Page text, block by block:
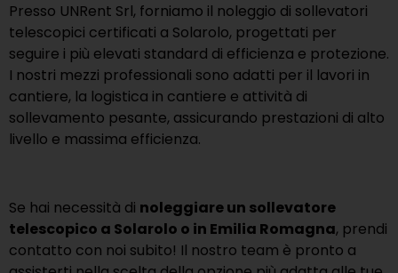
Presso UNRent Srl, forniamo il noleggio di sollevatori
telescopici certificati a Solarolo, progettati per
seguire i più elevati standard di efficienza e protezione.
I nostri mezzi professionali sono adatti per il lavori in
cantiere, la logistica in cantiere e attività di
sollevamento pesante, assicurando prestazioni di alto
livello e massima efficienza.
Se hai necessità di noleggiare un sollevatore
telescopico a Solarolo o in Emilia Romagna, prendi
contatto con noi subito! Il nostro team è pronto a